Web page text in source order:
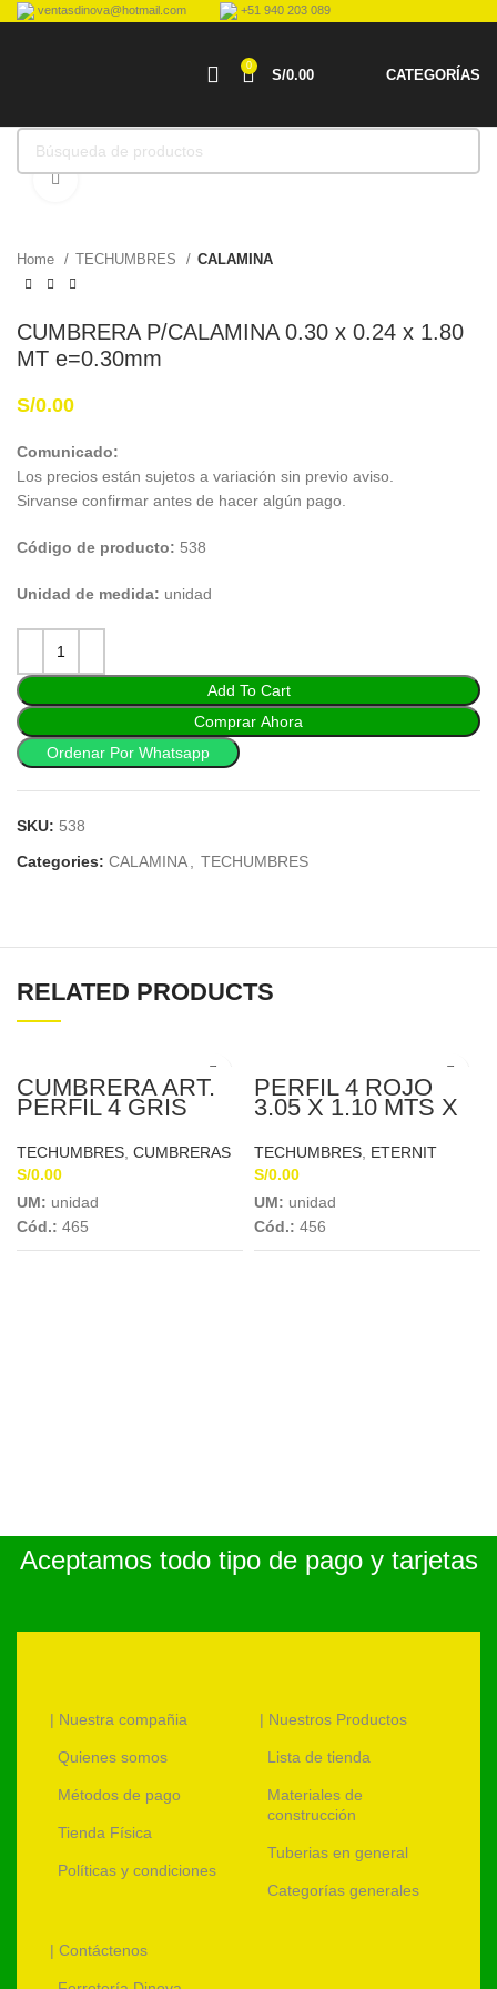
ventasdinova@hotmail.com +51 940 203 089
0
S/0.00 CATEGORÍAS
Haga Click para agrandar
Home TECHUMBRES CALAMINA
CUMBRERA P/CALAMINA 0.30 x 0.24 x 1.80
MT e=0.30mm
S/0.00
Comunicado:
Los precios están sujetos a variación sin previo aviso.
Sirvanse confirmar antes de hacer algún pago.
Código de producto: 538
Unidad de medida: unidad
Add To Cart
Comprar Ahora
Ordenar Por Whatsapp
SKU: 538
Categories: CALAMINA TECHUMBRES
RELATED PRODUCTS
CUMBRERA ART.
PERFIL 4 GRIS
0.30 X 5MM
TECHUMBRES CUMBRERAS
S/0.00
UM: unidad
Cód.: 465
PERFIL 4 ROJO
3.05 X 1.10 MTS X
TECHUMBRES ETERNIT
S/0.00
UM: unidad
Cód.: 456
Aceptamos todo tipo de pago y tarjetas
| Nuestra compañia
Quienes somos
Métodos de pago
Tienda Física
Políticas y condiciones
| Nuestros Productos
Lista de tienda
Materiales de
construcción
Tuberias en general
Categorías generales
| Contáctenos